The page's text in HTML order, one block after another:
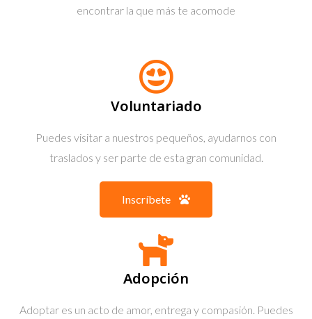
encontrar la que más te acomode
Voluntariado
Puedes visitar a nuestros pequeños, ayudarnos con
traslados y ser parte de esta gran comunidad.
Inscríbete
Adopción
Adoptar es un acto de amor, entrega y compasión. Puedes